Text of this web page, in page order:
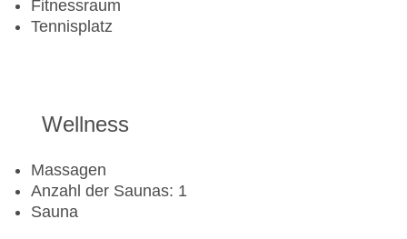
Fitnessraum
Tennisplatz
Wellness
Massagen
Anzahl der Saunas: 1
Sauna